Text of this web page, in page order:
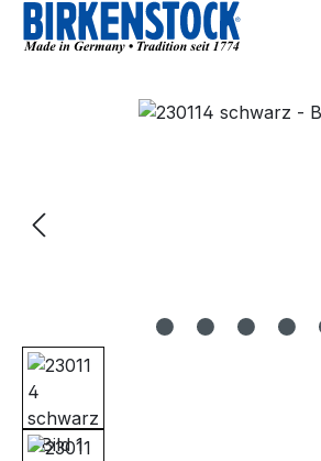
Bildergalerie überspringen